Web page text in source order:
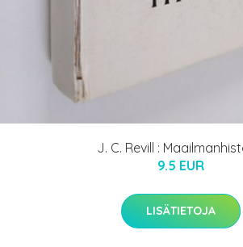
J. C. Revill :
9.5 EUR
LISÄTIETOJA